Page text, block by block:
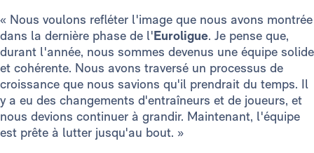
« Nous voulons refléter l'image que nous avons montrée
dans la dernière phase de l'Euroligue. Je pense que,
durant l'année, nous sommes devenus une équipe solide
et cohérente. Nous avons traversé un processus de
croissance que nous savions qu'il prendrait du temps. Il
y a eu des changements d'entraîneurs et de joueurs, et
nous devions continuer à grandir. Maintenant, l'équipe
est prête à lutter jusqu'au bout. »